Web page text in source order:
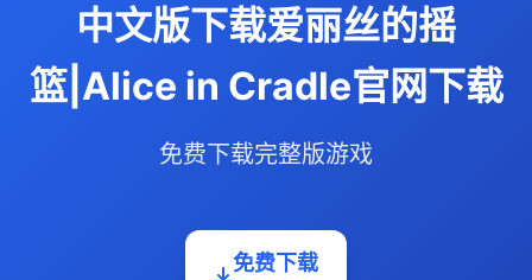
中文版下载爱丽丝的摇
篮|Alice in Cradle官网下载
免费下载完整版游戏
免费下载